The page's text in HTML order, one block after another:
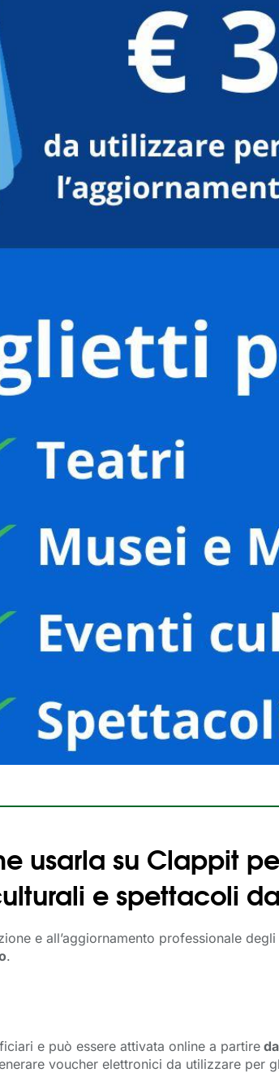
usarla su Clappit
e spettacoli
e all’aggiornamento professionale
.
e può essere attivata online a partire
voucher elettronici da utilizzare per